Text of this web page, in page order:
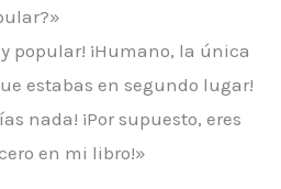
popular! ¡Humano, la única
estabas en segundo lugar!
nada! ¡Por supuesto, eres
en mi libro!»